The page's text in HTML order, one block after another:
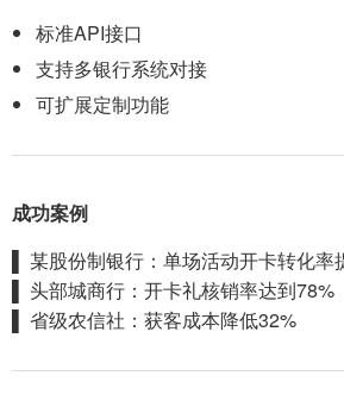
标准API接口
支持多银行系统对接
可扩展定制功能
成功案例
▌ 某股份制银行：单场活动开卡转化率
▌ 头部城商行：开卡礼核销率达到78%
▌ 省级农信社：获客成本降低32%